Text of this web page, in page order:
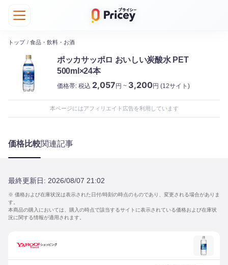
トップ / 食品・飲料・お酒
ポッカサッポロ おいしい炭酸水 PET
500ml×24本
価格帯: 税込 2,057円 ~ 3,200円 (12サイト)
本ページにはアフィリエイト広告を利用しています
価格比較関連記事
最終更新日: 2026/08/07 21:02
※ 価格および在庫状況は表示された日付/時刻の時点のものであり、変更される場合がありま
す。
本商品の購入においては、購入の時点で該当するサイトに表示されている価格および在庫状
況に関する情報が適用されます。